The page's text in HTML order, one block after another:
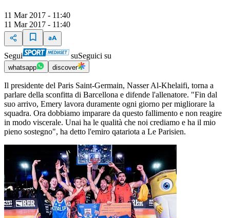
11 Mar 2017 - 11:40
11 Mar 2017 - 11:40
Segui suSeguici su
whatsapp discover
Il presidente del Paris Saint-Germain, Nasser Al-Khelaifi, torna a
parlare della sconfitta di Barcellona e difende l'allenatore. "Fin dal
suo arrivo, Emery lavora duramente ogni giorno per migliorare la
squadra. Ora dobbiamo imparare da questo fallimento e non reagire
in modo viscerale. Unai ha le qualità che noi crediamo e ha il mio
pieno sostegno", ha detto l'emiro qatariota a Le Parisien.